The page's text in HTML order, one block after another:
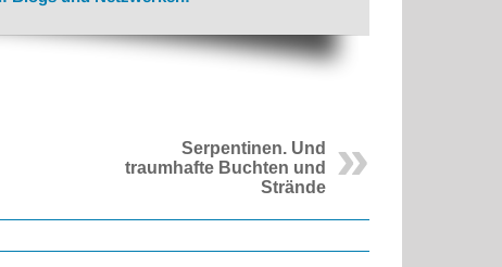
Serpentinen. Und
traumhafte Buchten und
Strände